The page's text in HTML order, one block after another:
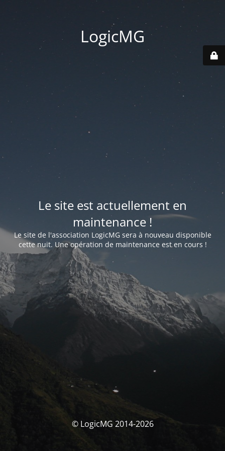
LogicMG
Le site est actuellement en
maintenance !
Le site de l'association LogicMG sera à nouveau disponible
cette nuit. Une opération de maintenance est en cours !
© LogicMG 2014-2026